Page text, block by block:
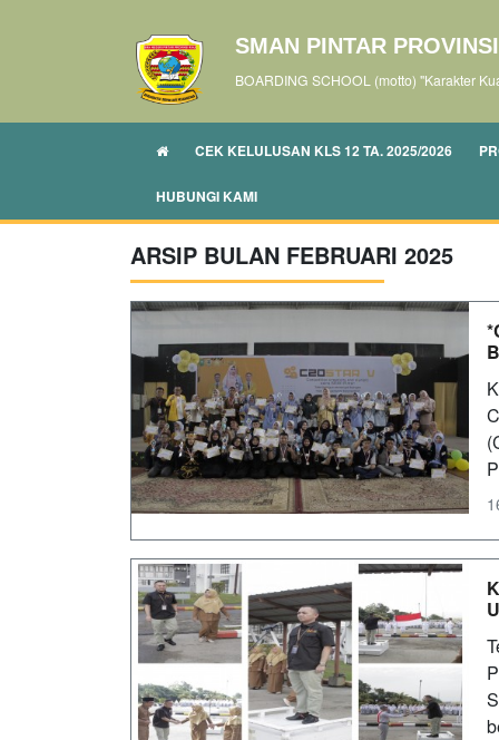
SMAN PINTAR
BOARDING SCHOOL (motto) "Karakter
CEK KELULUSAN KLS 12 TA. 2025/2026
HUBUNGI KAMI
ARSIP BULAN FEBRUARI 2025